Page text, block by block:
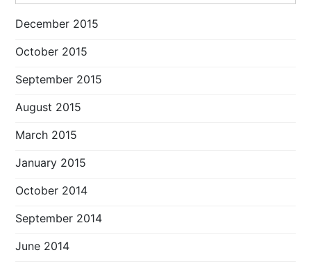
December 2015
October 2015
September 2015
August 2015
March 2015
January 2015
October 2014
September 2014
June 2014